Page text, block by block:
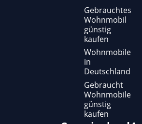
Gebrauchtes
Wohnmobil
günstig
kaufen
Wohnmobile
in
Deutschland
Gebraucht
Wohnmobile
günstig
kaufen